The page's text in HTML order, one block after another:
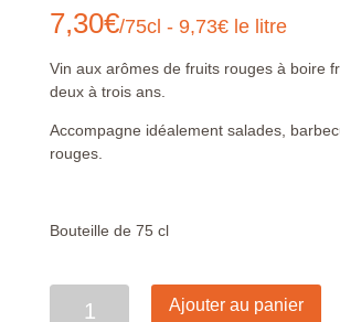
7,30€/75cl - 9,73€ le litre
Vin aux arômes de fruits rouges à boire
deux à trois ans.
Accompagne idéalement salades,
rouges.
Bouteille de 75 cl
Ajouter au panier